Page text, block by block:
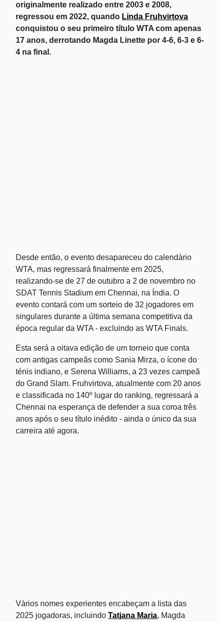
originalmente realizado entre 2003 e 2008,
regressou em 2022, quando Linda Fruhvirtova
conquistou o seu primeiro título WTA com apenas
17 anos, derrotando Magda Linette por 4-6, 6-3 e 6-
4 na final.
Desde então, o evento desapareceu do calendário
WTA, mas regressará finalmente em 2025,
realizando-se de 27 de outubro a 2 de novembro no
SDAT Tennis Stadium em Chennai, na Índia. O
evento contará com um sorteio de 32 jogadores em
singulares durante a última semana competitiva da
época regular da WTA - excluindo as WTA Finals.
Esta será a oitava edição de um torneio que conta
com antigas campeãs como Sania Mirza, o ícone do
ténis indiano, e Serena Williams, a 23 vezes campeã
do Grand Slam. Fruhvirtova, atualmente com 20 anos
e classificada no 140º lugar do ranking, regressará a
Chennai na esperança de defender a sua coroa três
anos após o seu título inédito - ainda o único da sua
carreira até agora.
Vários nomes experientes encabeçam a lista das
2025 jogadoras, incluindo Tatjana Maria, Magda